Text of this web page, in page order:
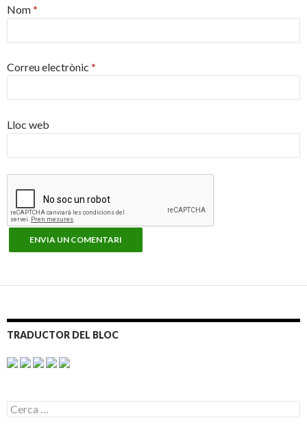
Nom*
Correu electrònic *
Lloc web
TRADUCTOR DEL BLOC
C
e